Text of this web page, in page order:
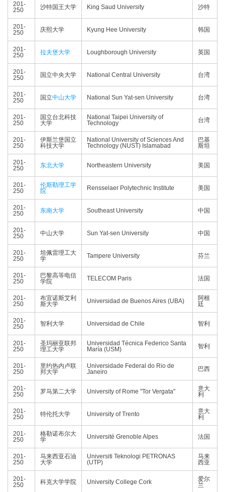
201-
250
沙特国王大学 King Saud University 沙特
201-
250
庆熙大学 Kyung Hee University 韩国
201-
250
拉夫堡大学 Loughborough University 英国
201-
250
国立中央大学 National Central University 台湾
201-
250
国立中山大学 National Sun Yat-sen University 台湾
201-
250
国立台北科技
大学
National Taipei University of
Technology
台湾
201-
250
伊斯兰堡国立
科技大学
National University of Sciences And
Technology (NUST) Islamabad
巴基
斯坦
201-
250
东北大学 Northeastern University 美国
201-
250
伦斯勒理工学
院
Rensselaer Polytechnic Institute 美国
201-
250
东南大学 Southeast University 中国
201-
250
中山大学 Sun Yat-sen University 中国
201-
250
坦佩雷理工大
学
Tampere University 芬兰
201-
250
巴黎高等电信
学院
TELECOM Paris 法国
201-
250
布宜诺斯艾利
斯大学
Universidad de Buenos Aires (UBA)
阿根
廷
201-
250
智利大学 Universidad de Chile 智利
201-
250
圣玛丽亚联邦
理工大学
Universidad Técnica Federico Santa
María (USM)
智利
201-
250
里约热内卢联
邦大学
Universidade Federal do Rio de
Janeiro
巴西
201-
250
罗马第二大学 University of Rome "Tor Vergata"
意大
利
201-
250
特伦托大学 University of Trento
意大
利
201-
250
格勒诺布尔大
学
Université Grenoble Alpes 法国
201-
250
马来西亚石油
大学
Universiti Teknologi PETRONAS
(UTP)
马来
西亚
201-
250
科克大学学院 University College Cork
爱尔
兰